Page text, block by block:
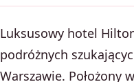
Luksusowy hotel
podróżnych
Warszawie.